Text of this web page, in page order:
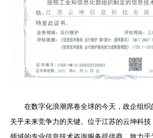
在数字化浪潮席卷全球的今天，政企组
关乎未来竞争力的关键。位于江苏的云坤科